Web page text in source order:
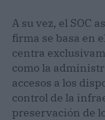
A su vez, el SOC
firma se basa en
centra
como la
accesos a los
control de la
preservación de